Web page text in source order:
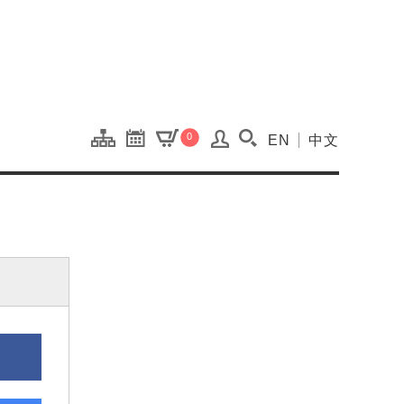
0 搜尋(開啟搜尋視窗)
EN 中文